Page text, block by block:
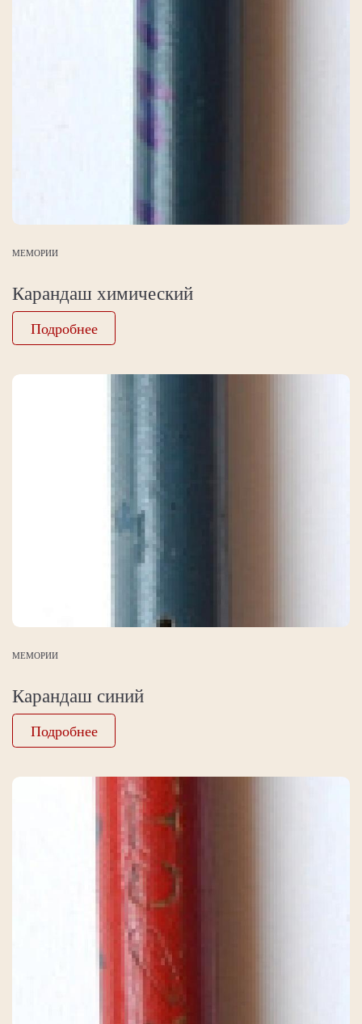
МЕМОРИИ
Карандаш химический
Подробнее
МЕМОРИИ
Карандаш синий
Подробнее